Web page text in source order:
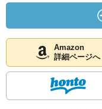
Amazon
詳細ページへ